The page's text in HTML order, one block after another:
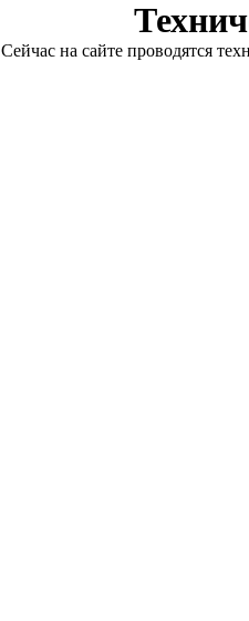
Сейчас на сайте проводятся